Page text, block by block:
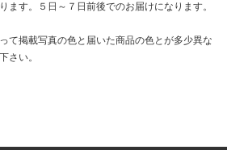
す。５日～７日前後でのお届けになります。
て掲載写真の色と届いた商品の色とが多少異な
さい。